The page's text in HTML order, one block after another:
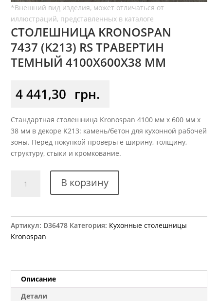
СТОЛЕШНИЦА KRONOSPAN
7437 (K213) RS ТРАВЕРТИН
ТЕМНЫЙ 4100X600X38 ММ
4 441,30 грн.
Стандартная столешница Kronospan 4100 мм x 600 мм x
38 мм в декоре K213: камень/бетон для кухонной рабочей
зоны. Перед покупкой проверьте ширину, толщину,
структуру, стыки и кромкование.
товара
Столешница
(K213)
4100x600x38
мм
В корзину
Артикул: D36478 Категория: Кухонные столешницы
Kronospan
Описание
Детали